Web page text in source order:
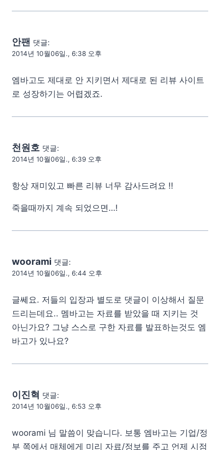
안팬 댓글:
2014년 10월06일., 6:38 오후
엠바고도 제대로 안 지키면서 제대로 된 리뷰 사이트
로 성장하기는 어렵겠죠.
천원호 댓글:
2014년 10월06일., 6:39 오후
항상 재미있고 빠른 리뷰 너무 감사드려요 !!
죽을때까지 계속 되었으면…!
woorami 댓글:
2014년 10월06일., 6:44 오후
글쎄요. 저들의 입장과 별도로 댓글이 이상해서 질문
드리는데요.. 멤바고는 자료를 받았을 때 지키는 것
아닌가요? 그냥 스스로 구한 자료를 발표하는것도 엠
바고가 있나요?
이진혁 댓글:
2014년 10월06일., 6:53 오후
woorami 님 말씀이 맞습니다. 보통 엠바고는 기업/정
부 쪽에서 매체에게 미리 자료/정보를 주고 언제 시점